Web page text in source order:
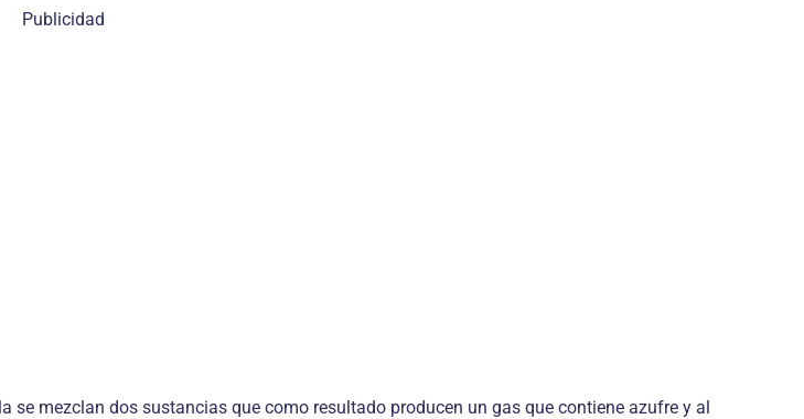
Publicidad
se mezclan dos sustancias que como resultado producen un gas que contiene azufre y al